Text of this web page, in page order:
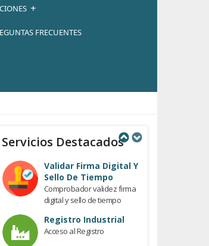
+
FRECUENTES
Servicios Destacados
Validar Firma Digital Y
Sello De Tiempo
Comprobador validez firma
digital y sello de tiempo
Registro Industrial
Acceso al Registro
Previous